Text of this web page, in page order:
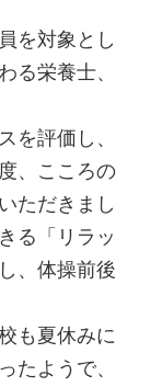
を対象とし
る栄養士、
を評価し、
、こころの
ただきまし
る「リラッ
、体操前後
も夏休みに
たようで、